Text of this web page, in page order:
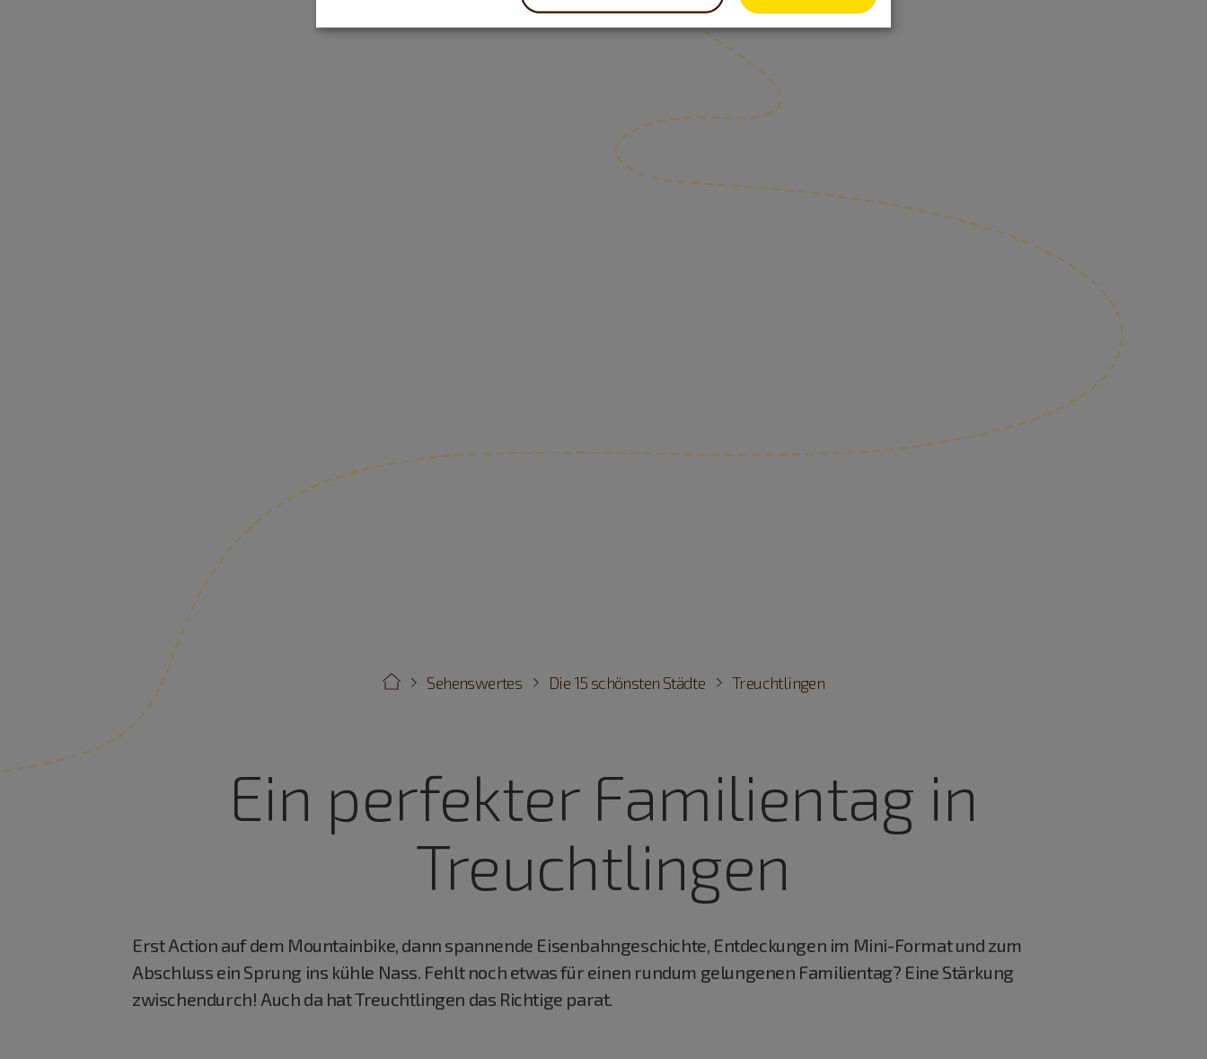
Treuchtlingen
Die 15 schönsten Städte
Sehenswertes
Ein perfekter Familientag in
Treuchtlingen
Erst Action auf dem Mountainbike, dann spannende Eisenbahngeschichte, Entdeckungen im Mini-Format und zum
Abschluss ein Sprung ins kühle Nass. Fehlt noch etwas für einen rundum gelungenen Familientag? Eine Stärkung
zwischendurch! Auch da hat Treuchtlingen das Richtige parat.